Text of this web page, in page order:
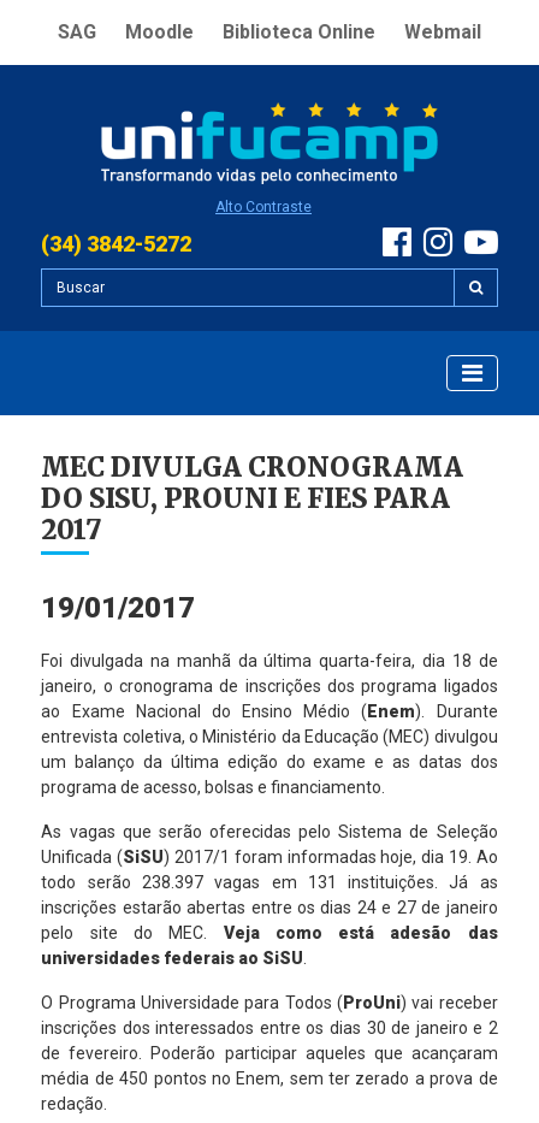
SAG Moodle Biblioteca Online Webmail
Alto Contraste
(34) 3842-5272
MEC DIVULGA CRONOGRAMA
DO SISU, PROUNI E FIES PARA
2017
19/01/2017
Foi divulgada na manhã da última quarta-feira, dia 18 de
janeiro, o cronograma de inscrições dos programa ligados
ao Exame Nacional do Ensino Médio ( Enem). Durante
entrevista coletiva, o Ministério da Educação (MEC) divulgou
um balanço da última edição do exame e as datas dos
programa de acesso, bolsas e financiamento.
As vagas que serão oferecidas pelo Sistema de Seleção
Unificada (SiSU) 2017/1 foram informadas hoje, dia 19. Ao
todo serão 238.397 vagas em 131 instituições. Já as
inscrições estarão abertas entre os dias 24 e 27 de janeiro
pelo site do MEC. Veja como está adesão das
universidades federais ao SiSU
O Programa Universidade para Todos ( ProUni) vai receber
inscrições dos interessados entre os dias 30 de janeiro e 2
de fevereiro. Poderão participar aqueles que acançaram
média de 450 pontos no Enem, sem ter zerado a prova de
redação.